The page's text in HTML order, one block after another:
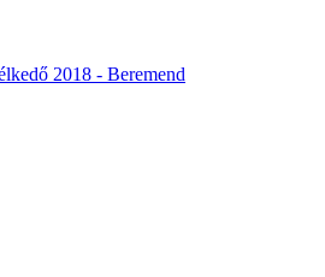
2018 - Beremend